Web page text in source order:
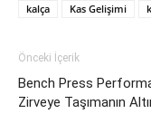
kalça
Kas Gelişimi
Önceki İçerik
Bench Press
Zirveye Taşımanın